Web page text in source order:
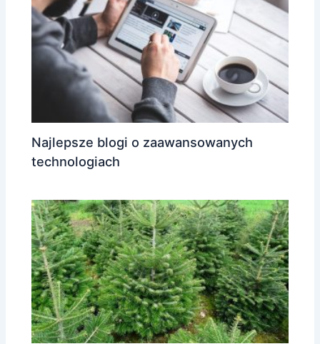
Najlepsze blogi o zaawansowanych
technologiach